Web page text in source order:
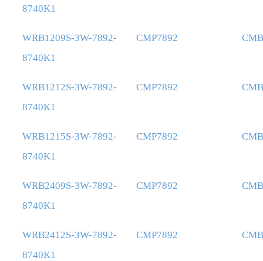
8740K1
WRB1209S-3W-7892-
8740K1
CMP7892
WRB1212S-3W-7892-
8740K1
CMP7892
WRB1215S-3W-7892-
8740K1
CMP7892
WRB2409S-3W-7892-
8740K1
CMP7892
WRB2412S-3W-7892-
8740K1
CMP7892